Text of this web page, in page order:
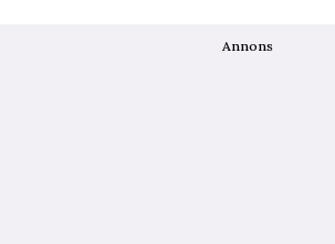
Annons